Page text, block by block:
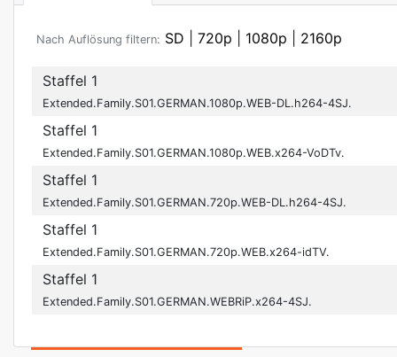
Nach Auflösung filtern: SD 720p 1080p 2160p
Staffel 1
Extended.Family.S01.GERMAN.1080p.WEB-DL.h264-4SJ.
Staffel 1
Extended.Family.S01.GERMAN.1080p.WEB.x264-VoDTv.
Staffel 1
Extended.Family.S01.GERMAN.720p.WEB-DL.h264-4SJ.
Staffel 1
Extended.Family.S01.GERMAN.720p.WEB.x264-idTV.
Staffel 1
Extended.Family.S01.GERMAN.WEBRiP.x264-4SJ.